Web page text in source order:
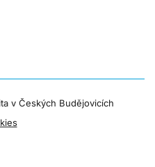
v Českých Budějovicích